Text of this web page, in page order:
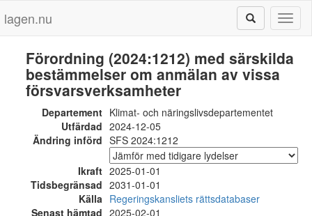
lagen.nu
Förordning (2024:1212) med särskilda
bestämmelser om anmälan av vissa
försvarsverksamheter
Departement Klimat- och näringslivsdepartementet
Utfärdad 2024-12-05
Ändring införd SFS 2024:1212
Ikraft 2025-01-01
Tidsbegränsad 2031-01-01
Källa Regeringskansliets rättsdatabaser
Senast hämtad 2025-02-01